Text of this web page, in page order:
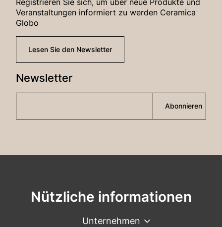
Registrieren Sie sich, um über neue Produkte und
Veranstaltungen informiert zu werden Ceramica
Globo
Lesen Sie den Newsletter
Newsletter
Abonnieren
Nützliche informationen
Unternehmen